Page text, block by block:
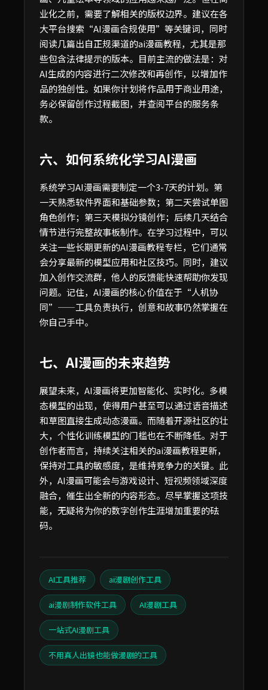
业化之前，需要了解相关的版权边界。建议在各
大平台搜索“AI漫画合规使用”等关键词，同时
阅读几篇出自正规渠道的ai漫画教程，尤其是那
些包含法律提示的版本。目前主流的做法是：对
AI生成的内容进行二次修改和再创作，以增加作
品的独创性。如果你计划将作品用于商业用途，
务必保留创作过程截图，并查阅平台的服务条
款。
六、如何系统化学习AI漫画
系统学习AI漫画需要制定一个3-7天的计划。第
一天熟悉软件界面和基础参数；第二天尝试单图
角色创作；第三天模拟分镜创作；后续几天结合
情节进行完整故事板制作。在学习过程中，可以
关注一些长期更新的AI漫画教程专栏，它们通常
会分享最新的模型应用和社区技巧。同时，建议
加入创作交流群，他人的反馈能快速帮助你发现
问题。记住，AI漫画的核心价值在于“人机协
同”——工具负责执行，创意和故事仍然掌握在
你自己手中。
七、AI漫画的未来趋势
展望未来，AI漫画将更加智能化、实时化。多模
态模型的出现，使得用户甚至可以通过语音描述
和草图直接生成动态漫画。而随着开源社区的壮
大，个性化训练模型的门槛也在不断降低。对于
创作者而言，持续关注相关的ai漫画教程更新，
保持对工具的敏感度，是维持竞争力的关键。此
外，AI漫画可能会与游戏设计、短视频领域深度
融合，催生出全新的内容形态。尽早掌握这项技
能，无疑将为你的数字创作生涯增加重要的砝
码。
AI工具推荐 ai漫剧创作工具
ai漫剧制作软件工具 AI漫剧工具
一站式AI漫剧工具
不用真人出镜也能做漫剧的工具